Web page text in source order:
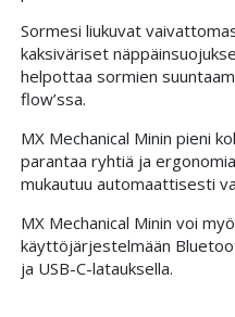
Sormesi liukuvat
kaksiväriset
helpottaa sormien
flow’ssa.
MX Mechanical Minin pieni
parantaa ryhtiä ja
mukautuu automaattisesti
MX Mechanical Minin voi
käyttöjärjestelmään
ja USB-C-latauksella.